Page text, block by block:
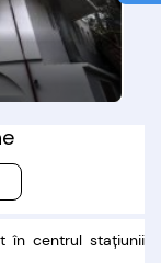
2/19
în centrul stațiunii